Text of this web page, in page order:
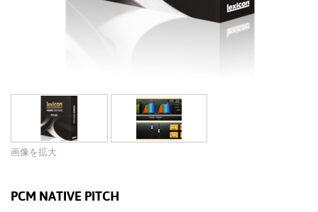
画像を拡大
PCM NATIVE PITCH